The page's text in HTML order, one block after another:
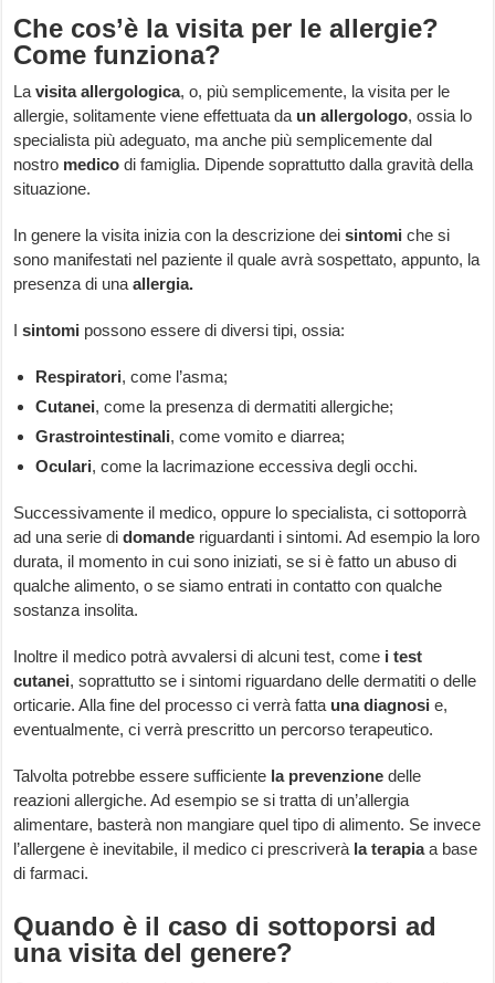
Che cos’è la visita per le allergie?
Come funziona?
Lavisita allergologica, o, più semplicemente, la visita per le
allergie, solitamente viene effettuata da un allergologo, ossia lo
specialista più adeguato, ma anche più semplicemente dal
nostro medico di famiglia. Dipende soprattutto dalla gravità della
situazione.
In genere la visita inizia con la descrizione deisintomi che si
sono manifestati nel paziente il quale avrà sospettato, appunto, la
presenza di unaallergia.
Isintomi possono essere di diversi tipi, ossia:
Respiratori, come l’asma;
Cutanei, come la presenza di dermatiti allergiche;
Grastrointestinali, come vomito e diarrea;
Oculari, come la lacrimazione eccessiva degli occhi.
Successivamente il medico, oppure lo specialista, ci sottoporrà
ad una serie didomande riguardanti i sintomi. Ad esempio la loro
durata, il momento in cui sono iniziati, se si è fatto un abuso di
qualche alimento, o se siamo entrati in contatto con qualche
sostanza insolita.
Inoltre il medico potrà avvalersi di alcuni test, come i test
cutanei, soprattutto se i sintomi riguardano delle dermatiti o delle
orticarie. Alla fine del processo ci verrà fatta una diagnosi e,
eventualmente, ci verrà prescritto un percorso terapeutico.
Talvolta potrebbe essere sufficiente la prevenzione delle
reazioni allergiche. Ad esempio se si tratta di un’allergia
alimentare, basterà non mangiare quel tipo di alimento. Se invece
l’allergene è inevitabile, il medico ci prescriverà la terapiaa base
di farmaci.
Quando è il caso di sottoporsi ad
una visita del genere?